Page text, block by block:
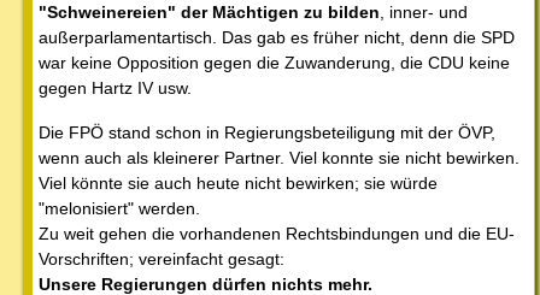
"Schweinereien" der Mächtigen zu bilden , inner- und
außerparlamentartisch. Das gab es früher nicht, denn die SPD
war keine Opposition gegen die Zuwanderung, die CDU keine
gegen Hartz IV usw.
Die FPÖ stand schon in Regierungsbeteiligung mit der ÖVP,
wenn auch als kleinerer Partner. Viel konnte sie nicht bewirken.
Viel könnte sie auch heute nicht bewirken; sie würde
"melonisiert" werden.
Zu weit gehen die vorhandenen Rechtsbindungen und die EU-
Vorschriften; vereinfacht gesagt:
Unsere Regierungen dürfen nichts mehr.